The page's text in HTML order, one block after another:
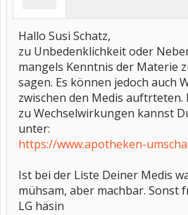
Hallo Susi Schatz,
zu Unbedenklichkeit oder
mangels Kenntnis der Materie
sagen. Es können jedoch auch
zwischen den Medis
zu Wechselwirkungen kannst
unter:
https://www.apotheken-
Ist bei der Liste Deiner Medis
mühsam, aber machbar. Sonst
LG häsin